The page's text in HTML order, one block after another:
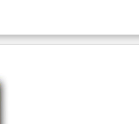
Formlar
Talimatlar